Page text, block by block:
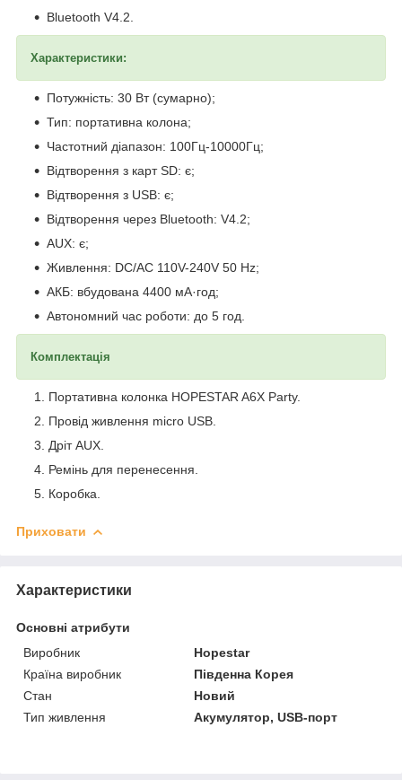
Bluetooth V4.2.
Характеристики:
Потужність: 30 Вт (сумарно);
Тип: портативна колона;
Частотний діапазон: 100Гц-10000Гц;
Відтворення з карт SD: є;
Відтворення з USB: є;
Відтворення через Bluetooth: V4.2;
AUX: є;
Живлення: DC/AC 110V-240V 50 Hz;
АКБ: вбудована 4400 мА·год;
Автономний час роботи: до 5 год.
Комплектація
Портативна колонка HOPESTAR A6X Party.
Провід живлення micro USB.
Дріт AUX.
Ремінь для перенесення.
Коробка.
Приховати
Характеристики
Основні атрибути
Виробник
Hopestar
Країна виробник
Південна Корея
Стан
Новий
Тип живлення
Акумулятор, USB-порт